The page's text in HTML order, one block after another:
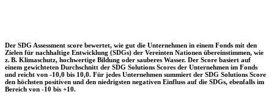
Der SDG Assessment score bewertet, wie gut die Unternehmen in einem Fonds mit den
Zielen für nachhaltige Entwicklung (SDGs) der Vereinten Nationen übereinstimmen, wie
z. B. Klimaschutz, hochwertige Bildung oder sauberes Wasser. Der Score basiert auf
einem gewichteten Durchschnitt der SDG Solutions Scores der Unternehmen im Fonds
und reicht von -10,0 bis 10,0. Für jedes Unternehmen summiert der SDG Solutions Score
den höchsten positiven und den niedrigsten negativen Einfluss auf die SDGs, ebenfalls im
Bereich von -10 bis +10.